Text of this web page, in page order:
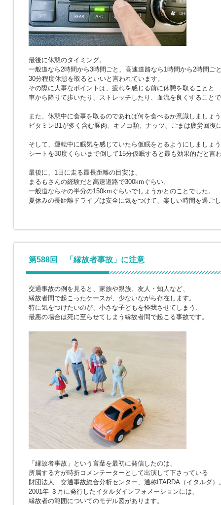
最後に休憩のタイミング。
一般道なら2時間から3時間ごと、高速道路なら1時間から2時間ご
30分程度休憩を取るといいと言われています。
その際に大事なポイントは、疲れを感じる前に休憩を取ることと
車から降りて歩いたり、ストレッチしたり、血流を良くすること
また、休憩中に食事を取るのであれば何を食べるか意識しましょ
ビタミンB1が多く含む豚肉、キノコ類、ナッツ、ごまは疲労回復
そして、運転中に眠気を感じていたら仮眠をとるようにしましょ
シートを30度くらいまで倒して15分仮眠すると最も効果的だと言
最後に、1日に走る最長距離の目安は、
まるもさんの経験だと高速道路で300kmぐらい、
一般道ならその半分の150kmぐらいでしょうかとのことでした。
夏休みの長距離ドライブは安全に気をつけて、楽しい時間を過ご
第588回 「縁故者事故」に注意
交通事故の例を見ると、家族や親族、友人・知人など、
縁故者間で起こったケースが、少ないながら存在します。
特に気をつけたいのが、小さな子どもを怪我させてしまう、
最悪の場合は死に至らせてしまう縁故者間で起こる事故です。
「縁故者事故」という言葉を最初に発信したのは、
所属する方が時折コメンテーターとして出演して下さっている
財団法人 交通事故総合分析センター、通称ITARDA（イタルダ）
2001年 ３月に発行したイタルダインフォメーションには、
縁故者の範囲についてのモデル図があります。